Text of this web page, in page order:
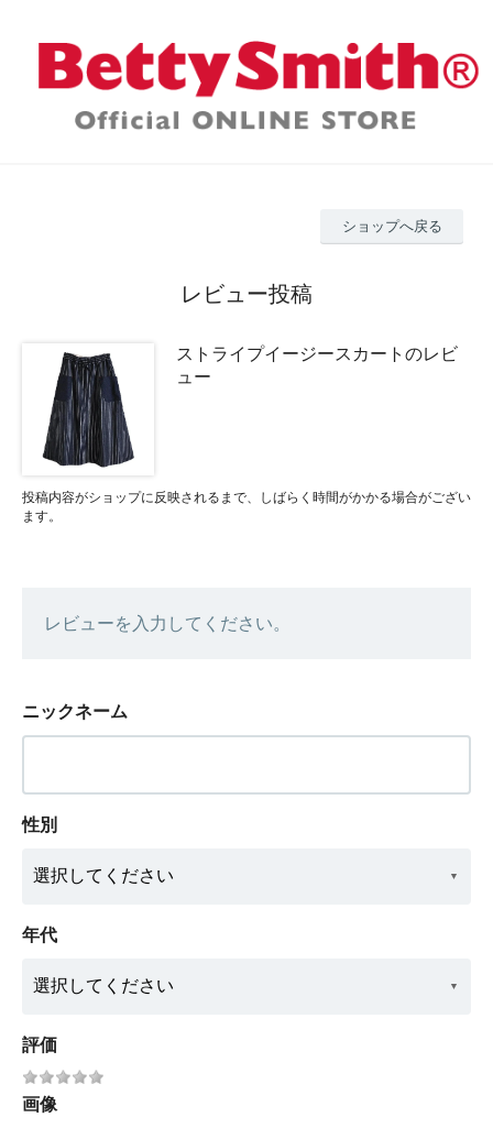
ショップへ戻る
レビュー投稿
ストライプイージースカートのレビ
ュー
投稿内容がショップに反映されるまで、しばらく時間がかかる場合がござい
ます。
レビューを入力してください。
ニックネーム
性別
年代
評価
画像